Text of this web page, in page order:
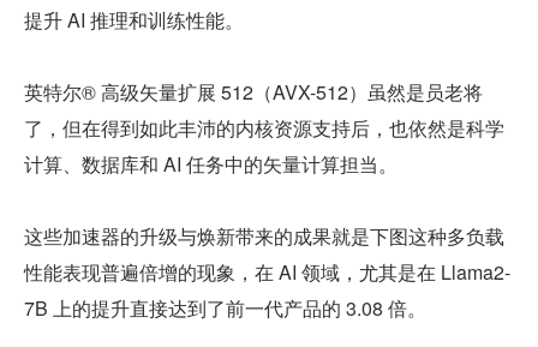
提升 AI 推理和训练性能。
英特尔® 高级矢量扩展 512（AVX-512）虽然是员老将
了，但在得到如此丰沛的内核资源支持后，也依然是科学
计算、数据库和 AI 任务中的矢量计算担当。
这些加速器的升级与焕新带来的成果就是下图这种多负载
性能表现普遍倍增的现象，在 AI 领域，尤其是在 Llama2-
7B 上的提升直接达到了前一代产品的 3.08 倍。